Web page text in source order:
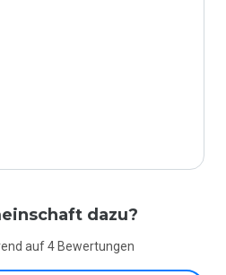
dazu?
auf 4 Bewertungen